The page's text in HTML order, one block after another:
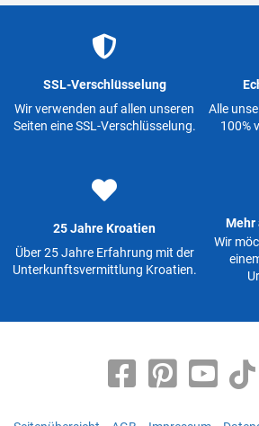
SSL-Verschlüsselung
Wir verwenden auf allen unseren
Seiten eine SSL-Verschlüsselung.
Alle
100%
25 Jahre Kroatien
Über 25 Jahre Erfahrung mit der
Unterkunftsvermittlung Kroatien.
Mehr
Wir